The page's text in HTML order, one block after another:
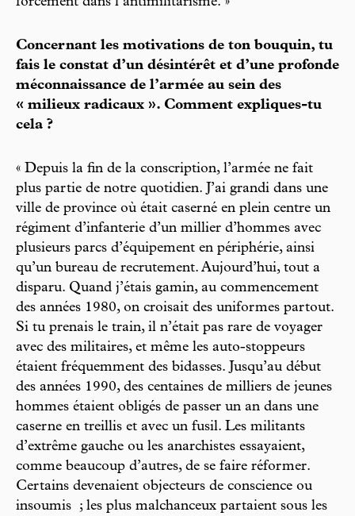
Concernant les motivations de ton bouquin, tu
fais le constat d’un désintérêt et d’une profonde
méconnaissance de l’armée au sein des
« milieux radicaux ». Comment expliques-tu
cela ?
« Depuis la fin de la conscription, l’armée ne fait
plus partie de notre quotidien. J’ai grandi dans une
ville de province où était caserné en plein centre un
régiment d’infanterie d’un millier d’hommes avec
plusieurs parcs d’équipement en périphérie, ainsi
qu’un bureau de recrutement. Aujourd’hui, tout a
disparu. Quand j’étais gamin, au commencement
des années 1980, on croisait des uniformes partout.
Si tu prenais le train, il n’était pas rare de voyager
avec des militaires, et même les auto-stoppeurs
étaient fréquemment des bidasses. Jusqu’au début
des années 1990, des centaines de milliers de jeunes
hommes étaient obligés de passer un an dans une
caserne en treillis et avec un fusil. Les militants
d’extrême gauche ou les anarchistes essayaient,
comme beaucoup d’autres, de se faire réformer.
Certains devenaient objecteurs de conscience ou
insoumis ; les plus malchanceux partaient sous les